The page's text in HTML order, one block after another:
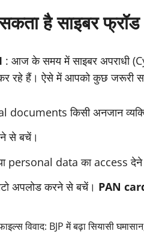
है साइबर फ्रॉड
: आज के समय में साइबर अपराधी
हैं। ऐसे में आपको कुछ जरूरी
किसी अनजान
से बचें।
personal data का access देने
अपलोड करने से बचें। PAN
विवाद: BJP में बढ़ा सियासी